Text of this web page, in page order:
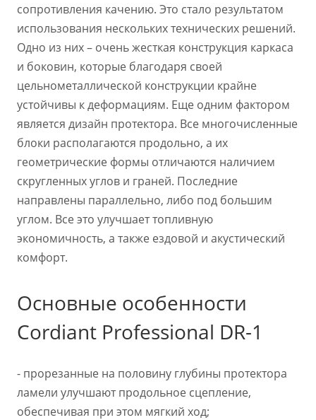
сопротивления качению. Это стало результатом
использования нескольких технических решений.
Одно из них – очень жесткая конструкция каркаса
и боковин, которые благодаря своей
цельнометаллической конструкции крайне
устойчивы к деформациям. Еще одним фактором
является дизайн протектора. Все многочисленные
блоки располагаются продольно, а их
геометрические формы отличаются наличием
скругленных углов и граней. Последние
направлены параллельно, либо под большим
углом. Все это улучшает топливную
экономичность, а также ездовой и акустический
комфорт.
Основные особенности
Cordiant Professional DR-1
- прорезанные на половину глубины протектора
ламели улучшают продольное сцепление,
обеспечивая при этом мягкий ход;